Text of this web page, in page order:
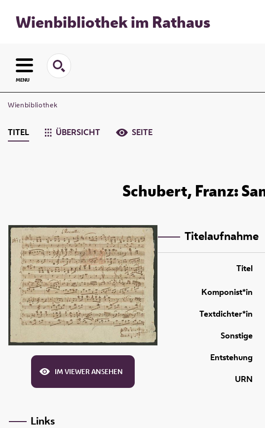
Wienbibliothek im Rathaus
MENU
Wienbibliothek
TITEL ÜBERSICHT SEITE
Schubert, Franz:
IM VIEWER ANSEHEN
Titelaufnahme
Titel
Komponist*in
Textdichter*in
Sonstige
Entstehung
URN
Links